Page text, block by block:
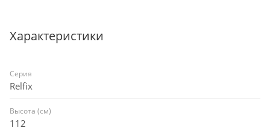
Характеристики
Серия
Relfix
Высота (см)
112